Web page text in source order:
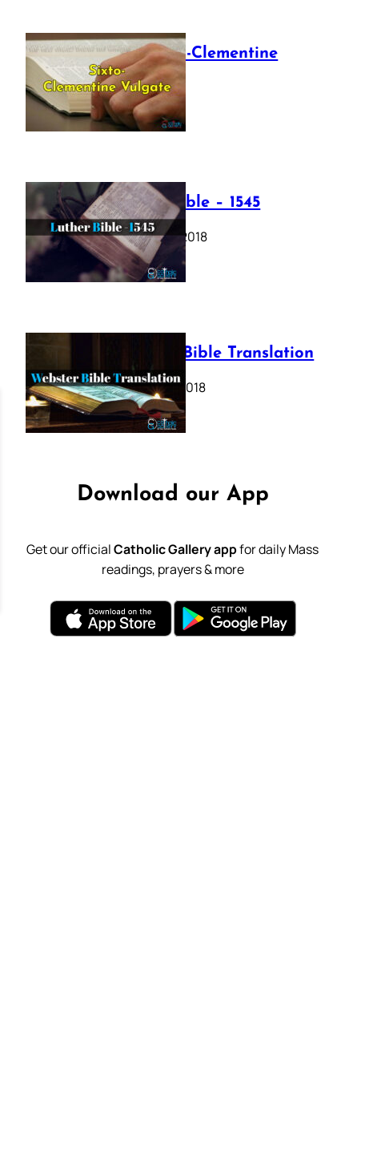
The Sixto-Clementine
Vulgate
July 12, 2025
Luther Bible – 1545
October 17, 2018
Webster Bible Translation
October 11, 2018
Download our App
Get our officialCatholic Gallery appfor daily Mass
readings, prayers & more